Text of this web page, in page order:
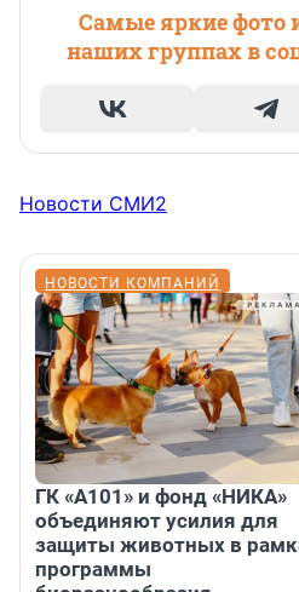
Самые яркие фото
наших группах в
Новости СМИ2
НОВОСТИ КОМПАНИЙ
ГК «А101» и фонд «НИКА»
объединяют усилия для
защиты животных в
программы